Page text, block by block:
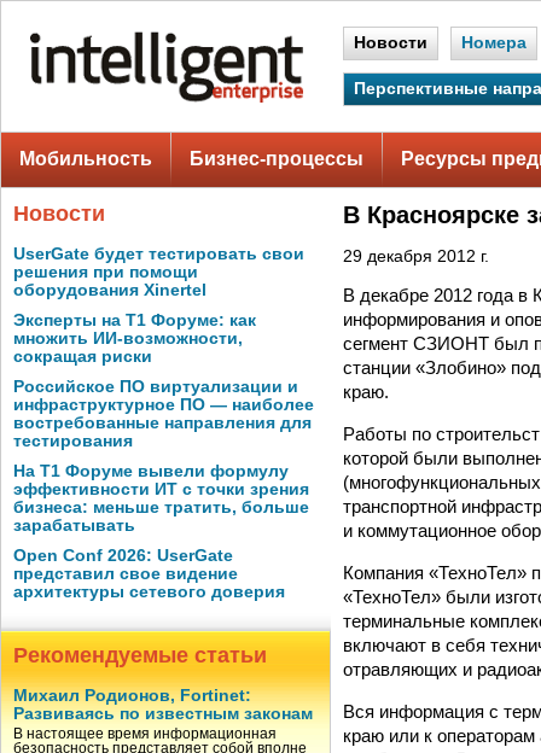
Новости Номера
Перспективные
Мобильность Бизнес-процессы Ресурсы
Новости
UserGate будет тестировать свои
решения при помощи
оборудования Xinertel
Эксперты на Т1 Форуме: как
множить ИИ-возможности,
сокращая риски
Российское ПО виртуализации и
инфраструктурное ПО — наиболее
востребованные направления для
тестирования
На Т1 Форуме вывели формулу
эффективности ИТ с точки зрения
бизнеса: меньше тратить, больше
зарабатывать
Open Conf 2026: UserGate
представил свое видение
архитектуры сетевого доверия
Рекомендуемые статьи
Михаил Родионов, Fortinet:
Развиваясь по известным законам
В настоящее время информационная
безопасность представляет собой вполне
В Красноярске
29 декабря 2012 г.
В декабре 2012 года в
информирования и
сегмент СЗИОНТ был
станции «Злобино»
краю.
Работы по
которой были
транспортной
и коммутационное
Компания «ТехноТел»
«ТехноТел» были
терминальные
включают в себя
отравляющих и
Вся информация с
краю или к